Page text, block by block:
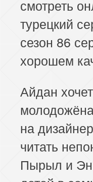
смотреть
турецкий
сезон 86
хорошем
Айдан
на
читать
Пырыл и